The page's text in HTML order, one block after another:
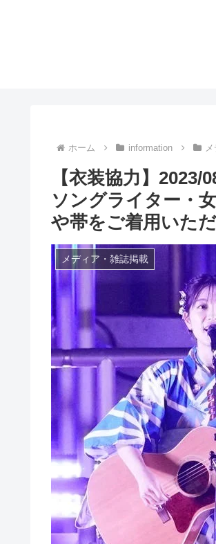
ホーム information
【衣装協力】
ソングライター・
や帯をご着用いた
メディア・雑誌掲載